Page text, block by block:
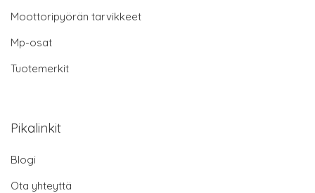
Moottoripyörän tarvikkeet
Mp-osat
Tuotemerkit
Pikalinkit
Blogi
Ota yhteyttä